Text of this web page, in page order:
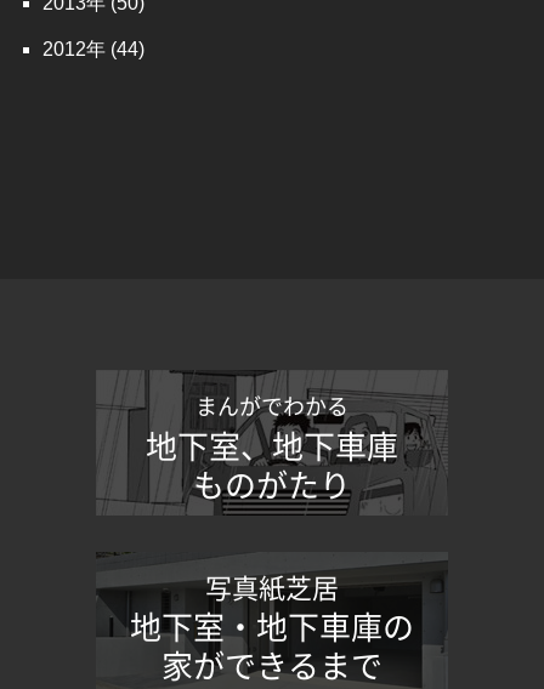
2012 (44)
まんがでわかる
地下室、地下車庫
ものがたり
写真紙芝居
地下室・地下車庫の
家ができるまで